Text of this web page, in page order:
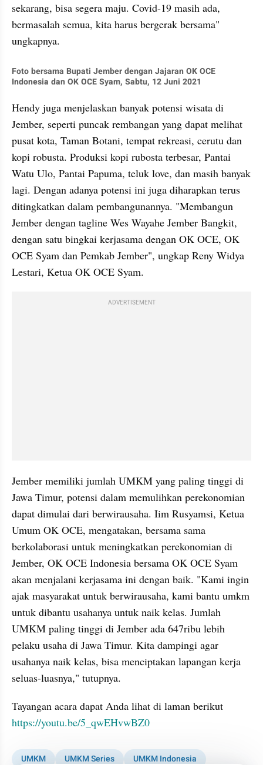
sekarang, bisa segera maju. Covid-19 masih ada,
bermasalah semua, kita harus bergerak bersama"
ungkapnya.
Foto bersama Bupati Jember dengan Jajaran OK OCE
Indonesia dan OK OCE Syam, Sabtu, 12 Juni 2021
Hendy juga menjelaskan banyak potensi wisata di
Jember, seperti puncak rembangan yang dapat melihat
pusat kota, Taman Botani, tempat rekreasi, cerutu dan
kopi robusta. Produksi kopi rubosta terbesar, Pantai
Watu Ulo, Pantai Papuma, teluk love, dan masih banyak
lagi. Dengan adanya potensi ini juga diharapkan terus
ditingkatkan dalam pembangunannya. "Membangun
Jember dengan tagline Wes Wayahe Jember Bangkit,
dengan satu bingkai kerjasama dengan OK OCE, OK
OCE Syam dan Pemkab Jember", ungkap Reny Widya
Lestari, Ketua OK OCE Syam.
ADVERTISEMENT
Jember memiliki jumlah UMKM yang paling tinggi di
Jawa Timur, potensi dalam memulihkan perekonomian
dapat dimulai dari berwirausaha. Iim Rusyamsi, Ketua
Umum OK OCE, mengatakan, bersama sama
berkolaborasi untuk meningkatkan perekonomian di
Jember, OK OCE Indonesia bersama OK OCE Syam
akan menjalani kerjasama ini dengan baik. "Kami ingin
ajak masyarakat untuk berwirausaha, kami bantu umkm
untuk dibantu usahanya untuk naik kelas. Jumlah
UMKM paling tinggi di Jember ada 647ribu lebih
pelaku usaha di Jawa Timur. Kita dampingi agar
usahanya naik kelas, bisa menciptakan lapangan kerja
seluas-luasnya," tutupnya.
https://youtu.be/5_qwEHvwBZ0
UMKM UMKM Series UMKM Indonesia